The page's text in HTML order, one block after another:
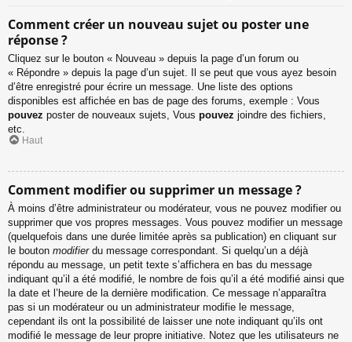
Comment créer un nouveau sujet ou poster une
réponse ?
Cliquez sur le bouton « Nouveau » depuis la page d’un forum ou
« Répondre » depuis la page d’un sujet. Il se peut que vous ayez besoin
d’être enregistré pour écrire un message. Une liste des options
disponibles est affichée en bas de page des forums, exemple : Vous
pouvez poster de nouveaux sujets, Vous pouvez joindre des fichiers,
etc.
Haut
Comment modifier ou supprimer un message ?
À moins d’être administrateur ou modérateur, vous ne pouvez modifier ou
supprimer que vos propres messages. Vous pouvez modifier un message
(quelquefois dans une durée limitée après sa publication) en cliquant sur
le bouton modifierdu message correspondant. Si quelqu’un a déjà
répondu au message, un petit texte s’affichera en bas du message
indiquant qu’il a été modifié, le nombre de fois qu’il a été modifié ainsi que
la date et l’heure de la dernière modification. Ce message n’apparaîtra
pas si un modérateur ou un administrateur modifie le message,
cependant ils ont la possibilité de laisser une note indiquant qu’ils ont
modifié le message de leur propre initiative. Notez que les utilisateurs ne